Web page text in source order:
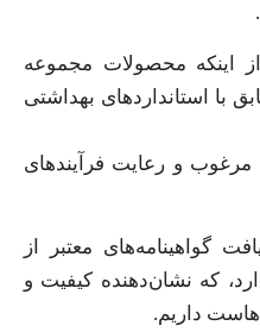
اینکه محصولات مجموعه
با استانداردهای بهداشتی
مرغوب و رعایت فرآیندهای
گواهینامه‌های معتبر از
که نشان‌دهنده کیفیت و
داریم.